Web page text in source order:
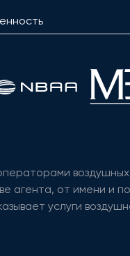
воздушных
агента, от имени и
услуги